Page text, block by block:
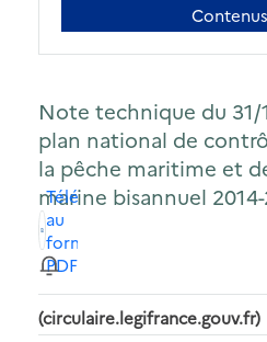
Note technique du 31/
plan national de
la pêche maritime et
marine bisannuel
Télécharger
au
format
PDF
(circulaire.legifrance.gouv.fr)